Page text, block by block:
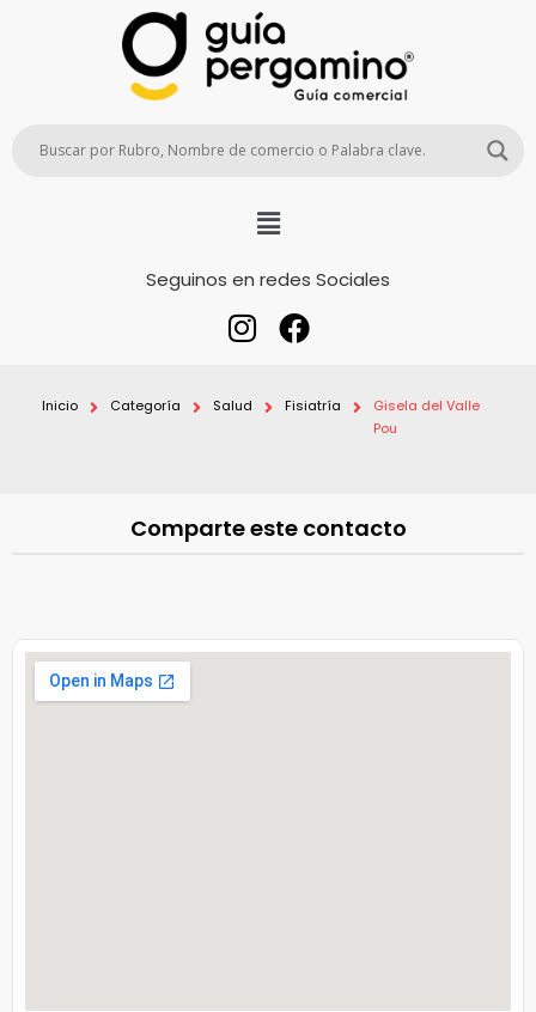
Seguinos en redes Sociales
Inicio Categoría Salud Fisiatría
Gisela del Valle
Pou
Comparte este contacto